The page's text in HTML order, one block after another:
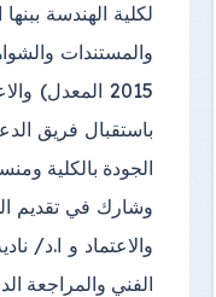
والمستندات
باستقبال فريق
الجودة بالكلية
وشارك في تقديم
والاعتماد و ا.د/
الفني والمراجعة